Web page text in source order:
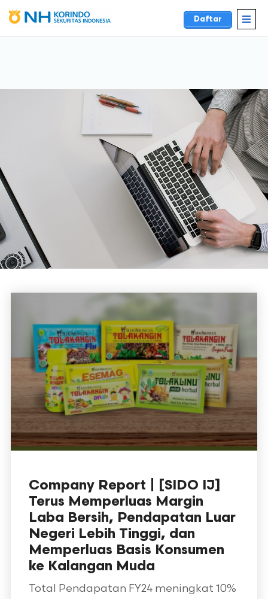
Daftar
Company Report | [SIDO IJ]
Terus Memperluas Margin
Laba Bersih, Pendapatan Luar
Negeri Lebih Tinggi, dan
Memperluas Basis Konsumen
ke Kalangan Muda
Total Pendapatan FY24 meningkat 10%